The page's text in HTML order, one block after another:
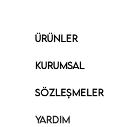
ÜRÜNLER
KURUMSAL
SÖZLEŞMELER
YARDIM